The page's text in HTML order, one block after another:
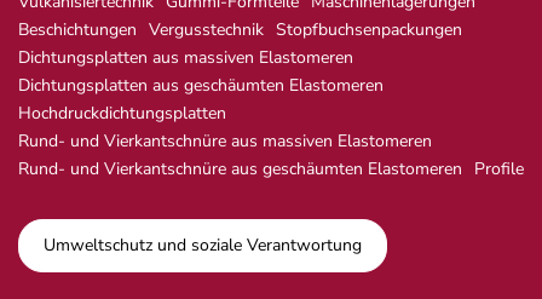
Beschichtungen Vergusstechnik Stopfbuchsenpackungen
Dichtungsplatten aus massiven Elastomeren
Dichtungsplatten aus geschäumten Elastomeren
Hochdruckdichtungsplatten
Rund- und Vierkantschnüre aus massiven Elastomeren
Rund- und Vierkantschnüre aus geschäumten Elastomeren
Profile
Umweltschutz und soziale Verantwortung